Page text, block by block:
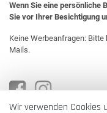
Wenn Sie eine persönliche
Sie vor Ihrer Besichtigung
Keine Werbeanfragen:
Mails.
Wir verwenden Cookies